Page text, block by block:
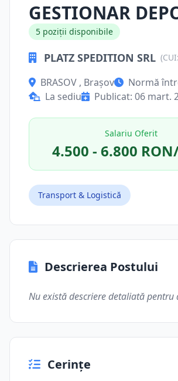
GESTIONAR
5 poziții disponibile
PLATZ SPEDITION SRL
BRASOV , Brașov
Normă
La sediu
Publicat: 06 mart.
Salariu Oferit
4.500 - 6.800
Transport & Logistică
Descrierea Postului
Nu există descriere detaliată pentru
Cerințe